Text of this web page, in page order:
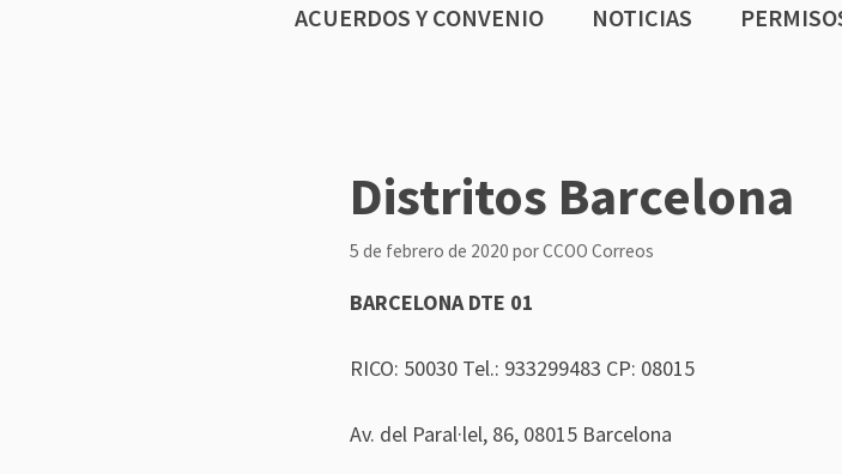
ACUERDOS Y CONVENIO NOTICIAS
Distritos Barcelona
5 de febrero de 2020 porCCOO Correos
BARCELONA DTE 01
RICO: 50030 Tel.: 933299483 CP: 08015
Av. del Paral·lel, 86, 08015 Barcelona